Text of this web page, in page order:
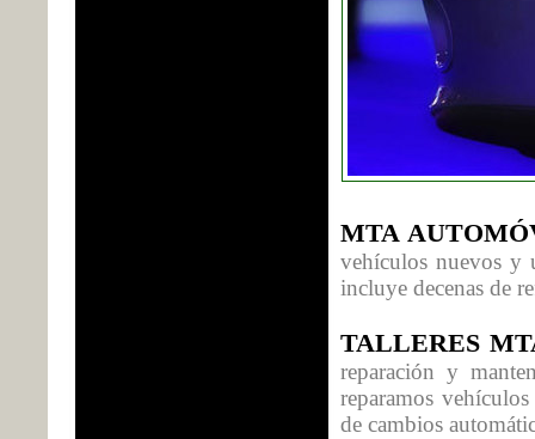
MTA
vehículos nuevos y
incluye decenas de
TALLERES
reparación y
reparamos
de cambios